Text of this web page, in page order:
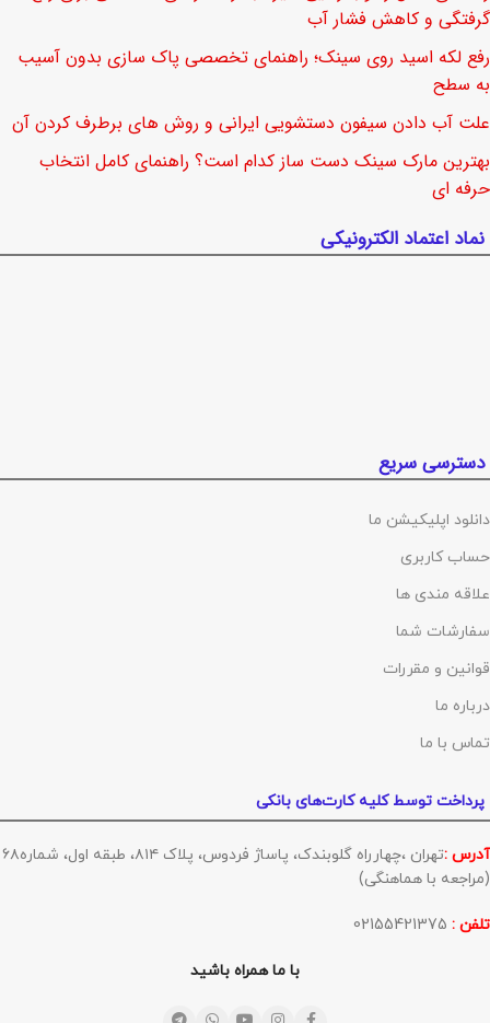
گرفتگی و کاهش فشار آب
رفع لکه اسید روی سینک؛ راهنمای تخصصی پاک سازی بدون آسیب
به سطح
علت آب دادن سیفون دستشویی ایرانی و روش های برطرف کردن آن
بهترین مارک سینک دست ساز کدام است؟ راهنمای کامل انتخاب
حرفه ای
نماد اعتماد الکترونیکی
دسترسی سریع
دانلود اپلیکیشن ما
حساب کاربری
علاقه مندی ها
سفارشات شما
قوانین و مقررات
درباره ما
تماس با ما
پرداخت توسط کلیه کارت‌های بانکی
آدرس :
تهران ،چهارراه گلوبندک، پاساژ فردوس، پلاک ۸۱۴، طبقه اول، شماره۶۸
(مراجعه با هماهنگی)
تلفن :
با ما همراه باشید